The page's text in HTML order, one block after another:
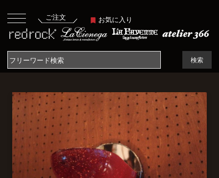
ご注文 お気に入り
検索